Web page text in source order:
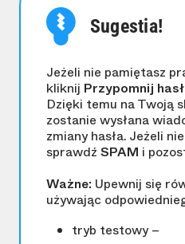
Sugestia!
Jeżeli nie pamiętasz
kliknij Przypomnij
Dzięki temu na Twoją
zostanie wysłana
zmiany hasła. Jeżeli
sprawdź SPAM i
Ważne: Upewnij się
używając
tryb testowy –